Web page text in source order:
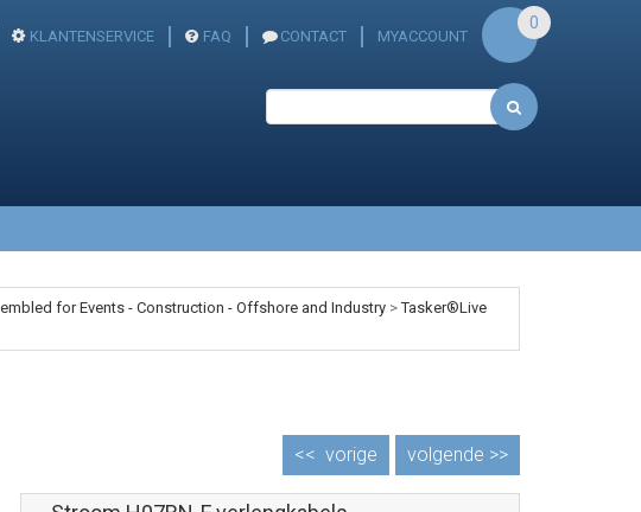
KLANTENSERVICE FAQ CONTACT MYACCOUNT
0
for Events - Construction - Offshore and Industry>Tasker®Live
volgende >>
<< vorige